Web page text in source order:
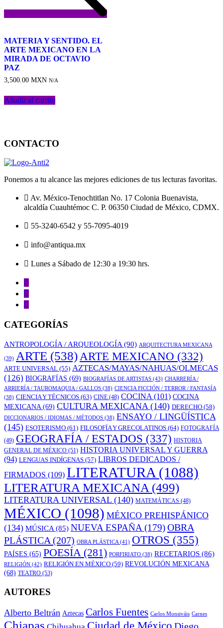
a
la
lista
de
MATERIA Y SENTIDO. EL
ARTE MEXICANO EN LA
MIRADA DE OCTAVIO
PAZ
3,500.00 MXN N/A
Añadir al carrito
CONTACTO
Ponemos a tu alcance las mejores ediciones de tus lecturas favoritas.
Av. México-Tenochtitlan No. 17 Colonia Buenavista,
alcaldía Cuauhtémoc C. P. 06350 Ciudad de México, CDMX.
55-3240-6542 y 55-7095-4019
info@antiqua.mx
Lunes a Sábado de 12:30 a 19:30 hrs.
CATEGORÍAS
ANTROPOLOGÍA / ARQUEOLOGÍA (90) ARQUITECTURA MEXICANA
(39) ARTE (538) ARTE MEXICANO (332)
ARTE UNIVERSAL (55) AZTECAS/MAYAS/NAHUAS/OLMECAS
(126) BIOGRAFÍAS (69) BIOGRAFÍAS DE ARTISTAS (43) CHARRERÍA /
ARRIERÍA / TAUROMAQUIA / GALLOS (38) CIENCIA FICCIÓN / TERROR / FANTASÍA
(38) CIENCIA Y TÉCNICOS (63) CINE (48) COCINA (101) COCINA
MEXICANA (69) CULTURA MEXICANA (140) DERECHO (58)
DICCIONARIOS / IDIOMAS / MÉTODOS (38) ENSAYO / LINGÜÍSTICA
(145) ESOTERISMO (61) FILOSOFÍA Y GRECOLATINOS (64) FOTOGRAFÍA
(49) GEOGRAFÍA / ESTADOS (337) HISTORIA
GENERAL DE MÉXICO (51) HISTORIA UNIVERSAL Y GUERRA
(94) LENGUAS INDÍGENAS (57) LIBROS DEDICADOS /
FIRMADOS (109) LITERATURA (1088)
LITERATURA MEXICANA (499)
LITERATURA UNIVERSAL (140) MATEMÁTICAS (48)
MÉXICO (1098) MÉXICO PREHISPÁNICO
(134) MÚSICA (85) NUEVA ESPAÑA (179)OBRA
PLÁSTICA (207) OBRA PLÁSTICA (41) OTROS (355)
PAÍSES (65) POESÍA(281) PORFIRIATO (38) RECETARIOS (86)
RELIGIÓN (42) RELIGIÓN EN MÉXICO (59) REVOLUCIÓN MEXICANA
(68) TEATRO (53)
AUTORES
Alberto Beltrán Aztecas Carlos Fuentes Carlos Monsiváis Carnes
Chiapas